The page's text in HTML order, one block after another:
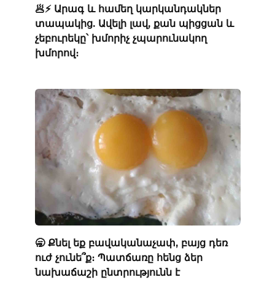
🥟⚡ Արագ և համեղ կարկանդակներ
տապակից. Ավելի լավ, քան պիցցան և
չեբուրեկը՝ խմորիչ չպարունակող
խմորով։
🥱 Քնել եք բավականաչափ, բայց դեռ
ուժ չունե՞ք։ Պատճառը հենց ձեր
նախաճաշի ընտրությունն է